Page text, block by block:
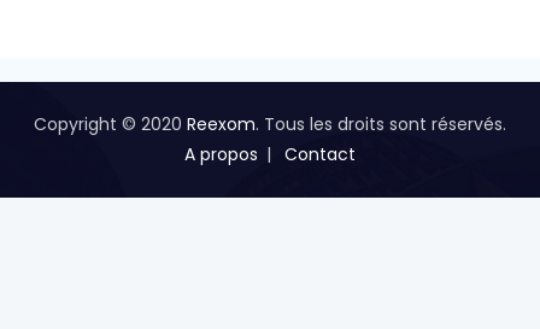
Copyright © 2020 Reexom. Tous les droits sont réservés.
A propos
Contact